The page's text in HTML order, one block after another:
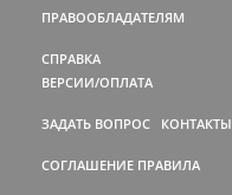
ПРАВООБЛАДАТЕЛЯМ
СПРАВКА
ВЕРСИИ/ОПЛАТА
ЗАДАТЬ ВОПРОС КОНТАКТЫ
СОГЛАШЕНИЕ ПРАВИЛА